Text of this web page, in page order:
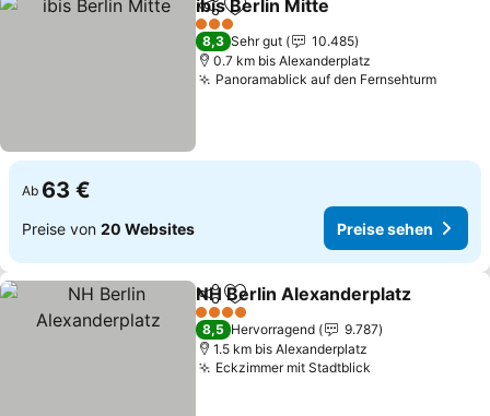
TeilenZu Favoriten hinzufügen
ibis Berlin Mitte
3 Sterne
8,3 Sehr gut
10.485
0.7 km bis Alexanderplatz
Panoramablick auf den Fernsehturm
Ab 63 €
Preise von 20 Websites Preise sehen
TeilenZu Favoriten hinzufügen
NH Berlin Alexanderplatz
4 Sterne
8,5 Hervorragend
9.787
1.5 km bis Alexanderplatz
Eckzimmer mit Stadtblick